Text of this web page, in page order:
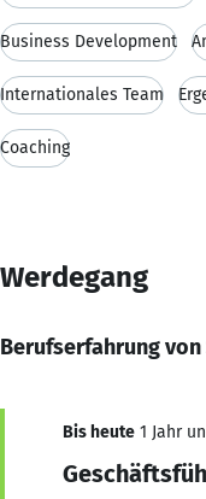
Business Development
Internationales Team
Coaching
Werdegang
Berufserfahrung
Bis heute 1 Jahr